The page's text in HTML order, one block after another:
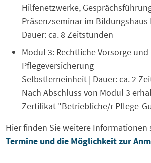
Hilfenetzwerke,
Präsenzseminar im Bildungshaus
Dauer: ca. 8 Zeitstunden
Modul 3: Rechtliche Vorsorge
Pflegeversicherung
Selbstlerneinheit | Dauer: ca. 2
Nach Abschluss von Modul 3
Zertifikat "Betriebliche/r Pflege-
Hier finden Sie weitere Informationen
Termine und die Möglichkeit zur